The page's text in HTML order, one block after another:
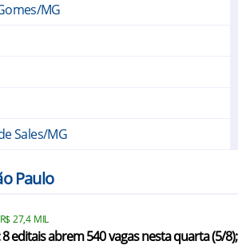
MG
Sales/MG
Paulo
27,4 MIL
editais abrem 540 vagas nesta quarta (5/8);